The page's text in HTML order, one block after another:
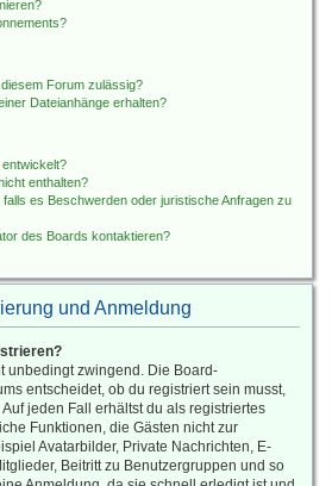
Forum zulässig?
Dateianhänge erhalten?
enthalten?
es Beschwerden oder juristische Anfragen zu
des Boards kontaktieren?
und Anmeldung
unbedingt zwingend. Die Board-
entscheidet, ob du registriert sein musst,
jeden Fall erhältst du als registriertes
Funktionen, die Gästen nicht zur
Avatarbilder, Private Nachrichten, E-
Beitritt zu Benutzergruppen und so